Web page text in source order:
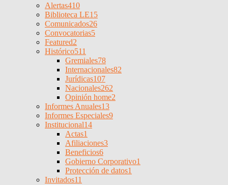
Alertas410
Biblioteca LE15
Comunicados26
Convocatorias5
Featured2
Histórico511
Gremiales78
Internacionales82
Jurídicas107
Nacionales262
Opinión home2
Informes Anuales13
Informes Especiales9
Institucional14
Actas1
Afiliaciones3
Beneficios6
Gobierno Corporativo1
Protección de datos1
Invitados11